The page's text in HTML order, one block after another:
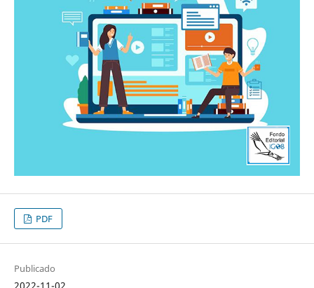
PDF
Publicado